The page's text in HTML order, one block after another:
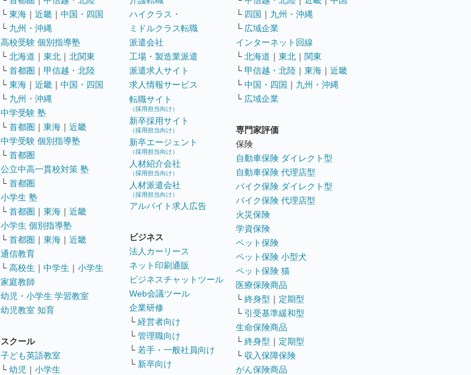
└ 東海 ｜ 近畿 ｜ 中国・四国
└ 九州・沖縄
高校受験 個別指導塾
└ 北海道 ｜ 東北 ｜ 北関東
└ 首都圏 ｜ 甲信越・北陸
└ 東海 ｜ 近畿 ｜ 中国・四国
└ 九州・沖縄
中学受験 塾
└ 首都圏 ｜ 東海 ｜ 近畿
中学受験 個別指導塾
└ 首都圏
公立中高一貫校対策 塾
└ 首都圏
小学生 塾
└ 首都圏 ｜ 東海 ｜ 近畿
小学生 個別指導塾
└ 首都圏 ｜ 東海 ｜ 近畿
通信教育
└ 高校生 ｜ 中学生 ｜ 小学生
家庭教師
幼児・小学生 学習教室
幼児教室 知育
スクール
子ども英語教室
└ 幼児 ｜ 小学生
ハイクラス・
ミドルクラス転職
派遣会社
工場・製造業派遣
派遣求人サイト
求人情報サービス
転職サイト
（採用担当向け）
新卒採用サイト
（採用担当向け）
新卒エージェント
（採用担当向け）
人材紹介会社
（採用担当向け）
人材派遣会社
（採用担当向け）
アルバイト求人広告
ビジネス
法人カーリース
ネット印刷通販
ビジネスチャットツール
Web会議ツール
企業研修
└ 経営者向け
└ 管理職向け
└ 若手・一般社員向け
└ 新卒向け
└ 四国 ｜ 九州・沖縄
└ 広域企業
インターネット回線
└ 北海道 ｜ 東北 ｜ 関東
└ 甲信越・北陸 ｜ 東海 ｜ 近畿
└ 中国・四国 ｜ 九州・沖縄
└ 広域企業
専門家評価
保険
自動車保険 ダイレクト型
自動車保険 代理店型
バイク保険 ダイレクト型
バイク保険 代理店型
火災保険
学資保険
ペット保険
ペット保険 小型犬
ペット保険 猫
医療保険商品
└ 終身型 ｜ 定期型
└ 引受基準緩和型
生命保険商品
└ 終身型 ｜ 定期型
└ 収入保障保険
がん保険商品